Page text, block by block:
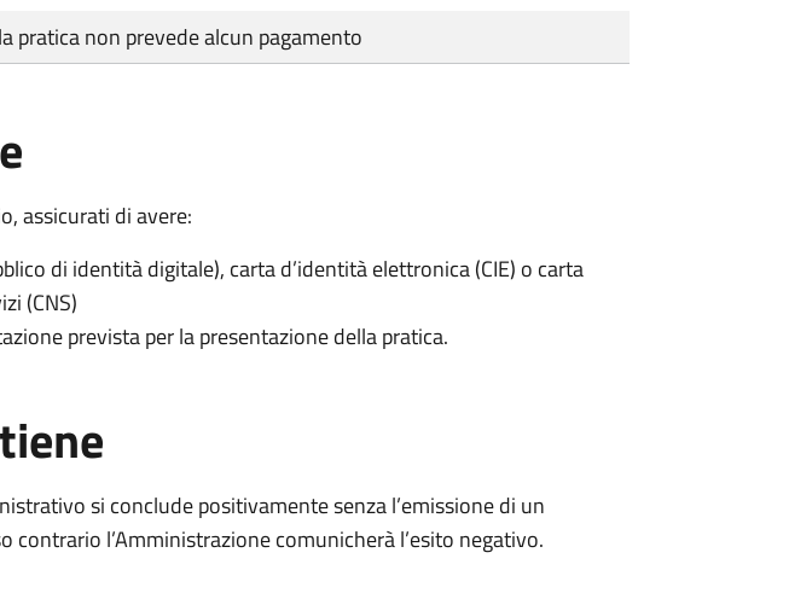
pratica non prevede alcun pagamento
assicurati di avere:
di identità digitale), carta d’identità elettronica (CIE) o carta
(CNS)
prevista per la presentazione della pratica.
si conclude positivamente senza l’emissione di un
contrario l’Amministrazione comunicherà l’esito negativo.